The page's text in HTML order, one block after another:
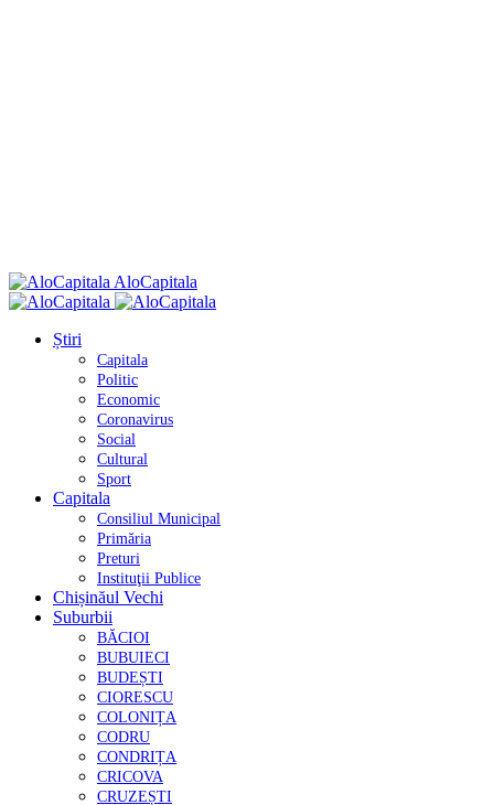
AloCapitala
Știri
Capitala
Politic
Economic
Coronavirus
Social
Cultural
Sport
Capitala
Consiliul Municipal
Primăria
Preturi
Instituţii Publice
Chișinăul Vechi
Suburbii
BĂCIOI
BUBUIECI
BUDEȘTI
CIORESCU
COLONIȚA
CODRU
CONDRIȚA
CRICOVA
CRUZEȘTI